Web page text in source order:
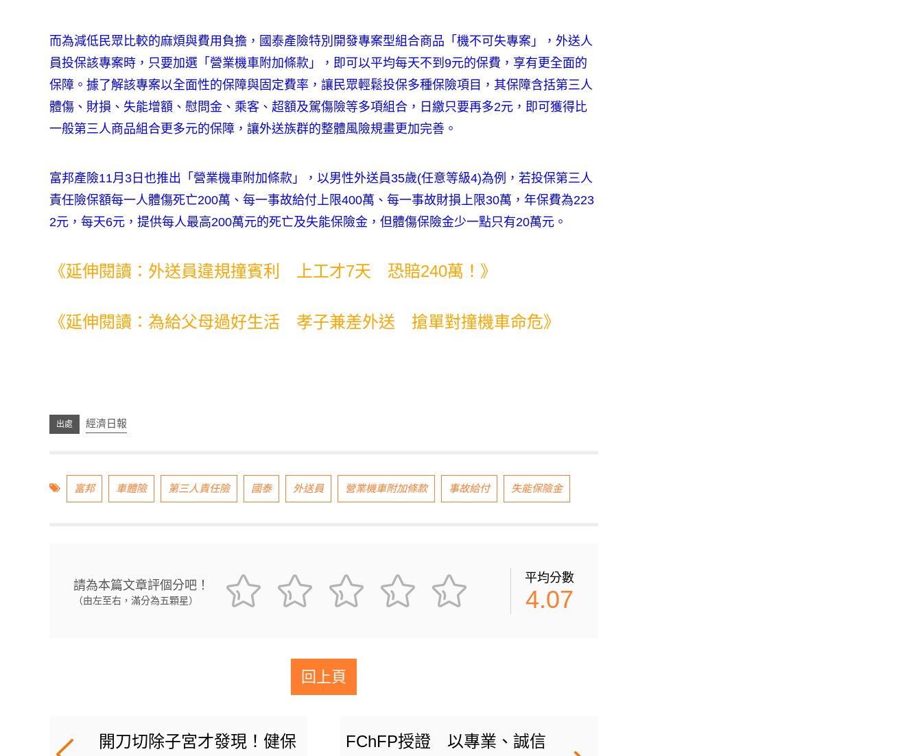
而為減低民眾比較的麻煩與費用負擔，國泰產險特別開發專案型組合商品「機不可失專案」，外送人
員投保該專案時，只要加選「營業機車附加條款」，即可以平均每天不到9元的保費，享有更全面的
保障。據了解該專案以全面性的保障與固定費率，讓民眾輕鬆投保多種保險項目，其保障含括第三人
體傷、財損、失能增額、慰問金、乘客、超額及駕傷險等多項組合，日繳只要再多2元，即可獲得比
一般第三人商品組合更多元的保障，讓外送族群的整體風險規畫更加完善。
富邦產險11月3日也推出「營業機車附加條款」，以男性外送員35歲(任意等級4)為例，若投保第三人
責任險保額每一人體傷死亡200萬、每一事故給付上限400萬、每一事故財損上限30萬，年保費為223
2元，每天6元，提供每人最高200萬元的死亡及失能保險金，但體傷保險金少一點只有20萬元。
《延伸閱讀：外送員違規撞賓利 上工才7天 恐賠240萬！》
《延伸閱讀：為給父母過好生活 孝子兼差外送 搶單對撞機車命危》
經濟日報
富邦 車體險 第三人責任險 國泰 外送員 營業機車附加條款 事故給付 失能保險金
請為本篇文章評個分吧！
（由左至右，滿分為五顆星）
平均分數
4.07
回上頁
開刀切除子宮才發現！健保 FChFP授證 以專業、誠信